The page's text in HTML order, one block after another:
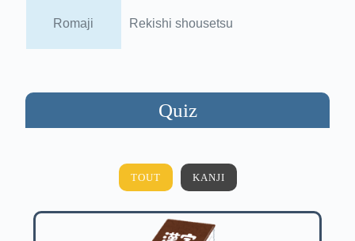
Romaji Rekishi shousetsu
Quiz
TOUT KANJI